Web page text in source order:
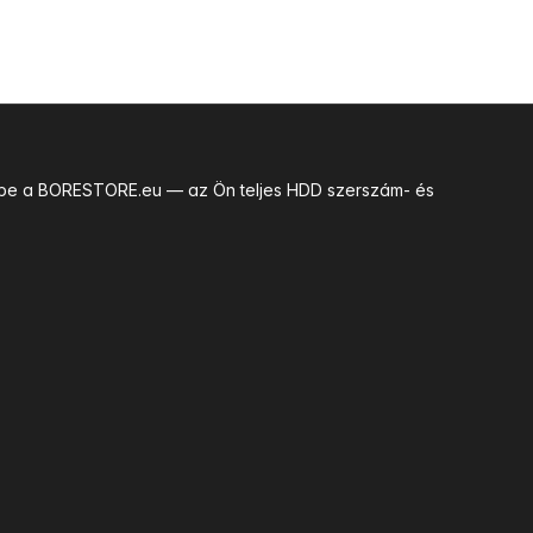
BORESTORE.eu — az Ön teljes HDD szerszám- és